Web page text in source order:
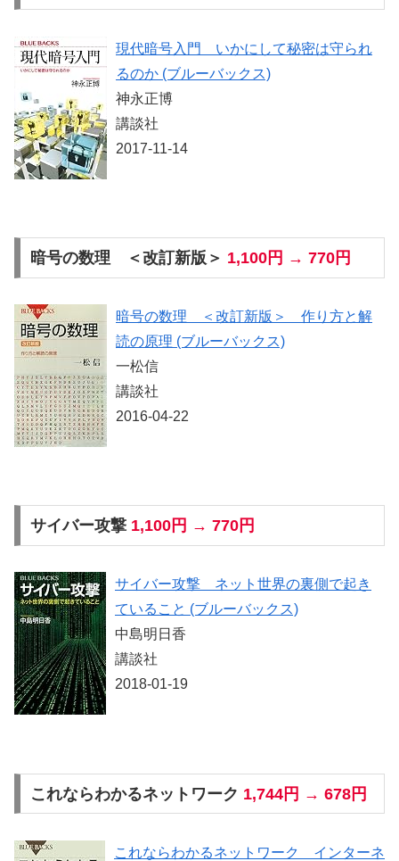
現代暗号入門 いかにして秘密は守られ
るのか (ブルーバックス)
神永正博
講談社
2017-11-14
暗号の数理 ＜改訂新版＞ 1,100円 → 770円
暗号の数理 ＜改訂新版＞ 作り方と解
読の原理 (ブルーバックス)
一松信
講談社
2016-04-22
サイバー攻撃 1,100円 → 770円
サイバー攻撃 ネット世界の裏側で起き
ていること (ブルーバックス)
中島明日香
講談社
2018-01-19
これならわかるネットワーク 1,744円 → 678円
これならわかるネットワーク インターネ